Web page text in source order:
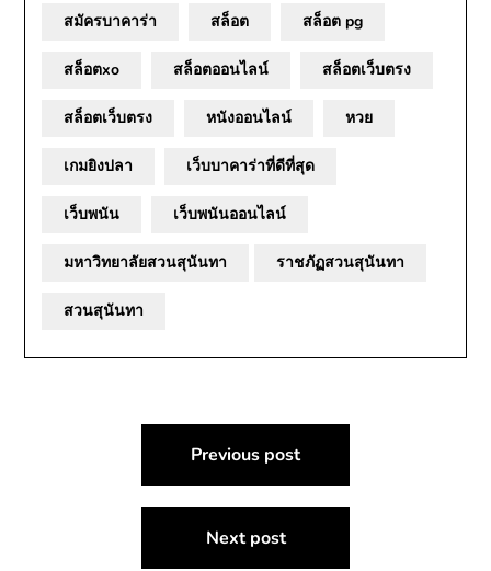
สมัครบาคาร่า สล็อต สล็อต pg
สล็อตxo สล็อตออนไลน์ สล็อตเว็บตรง
สล็อตเว็บตรง หนังออนไลน์ หวย
เกมยิงปลา เว็บบาคาร่าที่ดีที่สุด
เว็บพนัน เว็บพนันออนไลน์
มหาวิทยาลัยสวนสุนันทา ราชภัฏสวนสุนันทา
สวนสุนันทา
Previous post
Next post